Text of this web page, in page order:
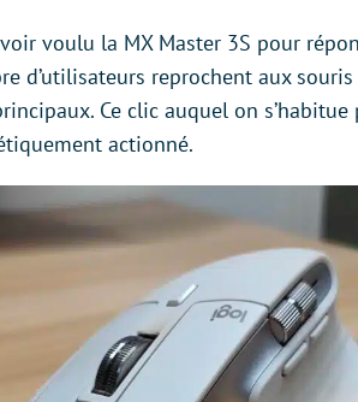
voulu la MX Master 3S pour
d’utilisateurs reprochent aux
Ce clic auquel on
actionné.